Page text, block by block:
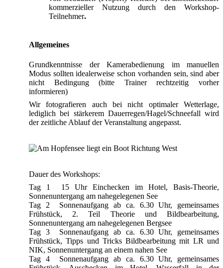
kommerzieller Nutzung durch den Workshop-
Teilnehmer.
Allgemeines
Grundkenntnisse der Kamerabedienung im manuellen
Modus sollten idealerweise schon vorhanden sein, sind aber
nicht Bedingung (bitte Trainer rechtzeitig vorher
informieren)
Wir fotografieren auch bei nicht optimaler Wetterlage,
lediglich bei stärkerem Dauerregen/Hagel/Schneefall wird
der zeitliche Ablauf der Veranstaltung angepasst.
Dauer des Workshops:
Tag 1 15 Uhr Einchecken im Hotel, Basis-Theorie,
Sonnenuntergang am nahegelegenen See
Tag 2 Sonnenaufgang ab ca. 6.30 Uhr, gemeinsames
Frühstück, 2. Teil Theorie und Bildbearbeitung,
Sonnenuntergang am nahegelegenen Bergsee
Tag 3 Sonnenaufgang ab ca. 6.30 Uhr, gemeinsames
Frühstück, Tipps und Tricks Bildbearbeitung mit LR und
NIK, Sonnenuntergang an einem nahen See
Tag 4 Sonnenaufgang ab ca. 6.30 Uhr, gemeinsames